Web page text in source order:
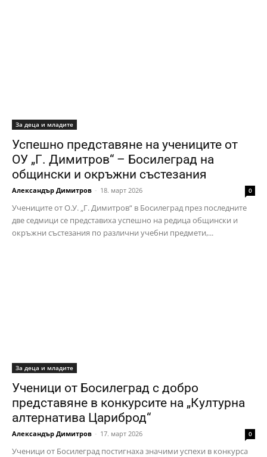
За деца и младите
Успешно представяне на учениците от
ОУ „Г. Димитров“ – Босилеград на
общински и окръжни състезания
Александър Димитров - 18. март 2026 0
Учениците от О.У. „Г. Димитров“ в Босилеград през последните
две седмици се представиха успешно на редица общински и
окръжни състезания по различни учебни предмети,...
За деца и младите
Ученици от Босилеград с добро
представяне в конкурсите на „Културна
алтернатива Цариброд“
Александър Димитров - 17. март 2026 0
Ученици от Босилеград постигнаха значими успехи в конкурса